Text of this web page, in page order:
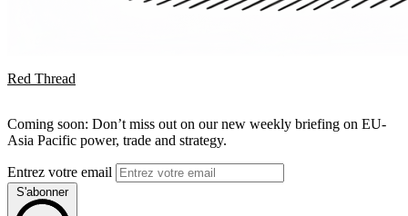
Red Thread
Coming soon: Don’t miss out on our new weekly briefing on EU-
Asia Pacific power, trade and strategy.
Entrez votre email
S'abonner